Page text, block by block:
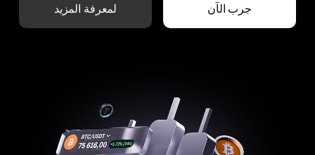
جرب الآن لمعرفة المزيد